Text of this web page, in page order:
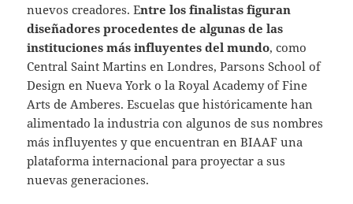
nuevos creadores. Entre los finalistas figuran
diseñadores procedentes de algunas de las
instituciones más influyentes del mundo, como
Central Saint Martins en Londres, Parsons School of
Design en Nueva York o la Royal Academy of Fine
Arts de Amberes. Escuelas que históricamente han
alimentado la industria con algunos de sus nombres
más influyentes y que encuentran en BIAAF una
plataforma internacional para proyectar a sus
nuevas generaciones.